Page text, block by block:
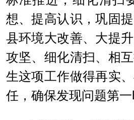
想、提高认识，巩固
县环境大改善、大提
攻坚、细化清扫、相
生这项工作做得再实
任，确保发现问题第